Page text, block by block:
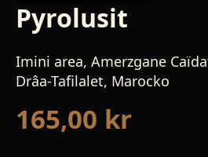
Pyrolusit
Imini area, Amerzgane
Drâa-Tafilalet, Marocko
165,00 kr